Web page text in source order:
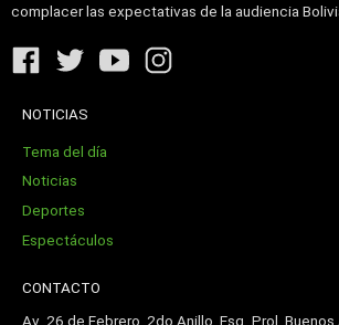
complacer las expectativas de la audiencia
NOTICIAS
Tema del día
Noticias
Deportes
Espectáculos
CONTACTO
Av. 26 de Febrero, 2do Anillo, Esq. Prol, Buenos